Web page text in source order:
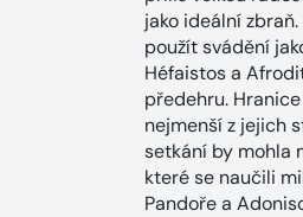
jako ideální
použít svádění
Héfaistos a
předehru.
nejmenší z jejich
setkání by mohla
které se naučili
Pandoře a